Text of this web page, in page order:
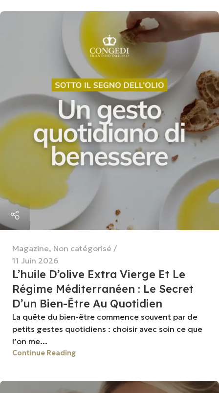
Magazine, Non catégorisé
11 Juin 2026
L’huile D’olive Extra Vierge Et Le
Régime Méditerranéen : Le Secret
D’un Bien-Être Au Quotidien
La quête du bien-être commence souvent par de
petits gestes quotidiens : choisir avec soin ce que
l’on me...
Continue Reading